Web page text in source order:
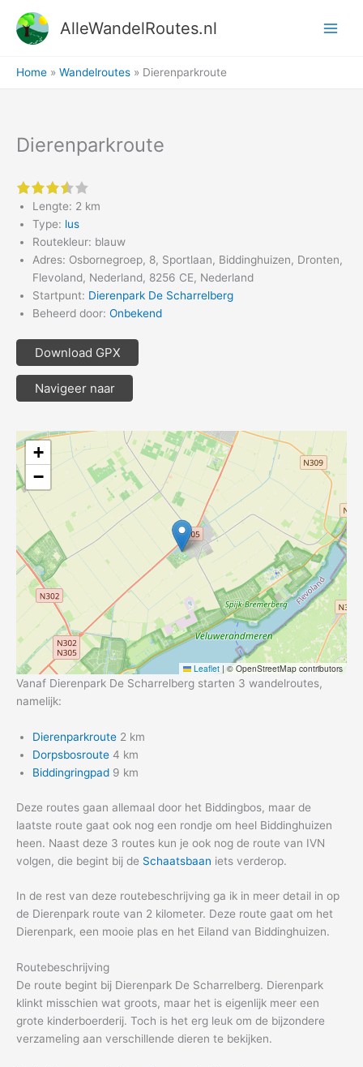
naar
AlleWandelRoutes.nl
Home Wandelroutes Dierenparkroute
Dierenparkroute
Lengte: 2 km
Type: lus
Routekleur: blauw
Adres: Osbornegroep, 8, Sportlaan, Biddinghuizen, Dronten,
Flevoland, Nederland, 8256 CE, Nederland
Startpunt: Dierenpark De Scharrelberg
Beheerd door: Onbekend
Download GPX
Navigeer naar
+
−
Leaflet | © OpenStreetMap contributors
Vanaf Dierenpark De Scharrelberg starten 3 wandelroutes,
namelijk:
Dierenparkroute 2 km
Dorpsbosroute 4 km
Biddingringpad 9 km
Deze routes gaan allemaal door het Biddingbos, maar de
laatste route gaat ook nog een rondje om heel Biddinghuizen
heen. Naast deze 3 routes kun je ook nog de route van IVN
volgen, die begint bij de Schaatsbaan iets verderop.
In de rest van deze routebeschrijving ga ik in meer detail in op
de Dierenpark route van 2 kilometer. Deze route gaat om het
Dierenpark, een mooie plas en het Eiland van Biddinghuizen.
Routebeschrijving
De route begint bij Dierenpark De Scharrelberg. Dierenpark
klinkt misschien wat groots, maar het is eigenlijk meer een
grote kinderboerderij. Toch is het erg leuk om de bijzondere
verzameling aan verschillende dieren te bekijken.